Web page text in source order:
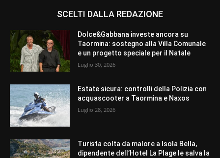
SCELTI DALLA REDAZIONE
Dolce&Gabbana investe ancora su
Taormina: sostegno alla Villa Comunale
e un progetto speciale per il Natale
Luglio 30, 2026
Estate sicura: controlli della Polizia con
acquascooter a Taormina e Naxos
Luglio 28, 2026
Turista colta da malore a Isola Bella,
dipendente dell’Hotel La Plage le salva la